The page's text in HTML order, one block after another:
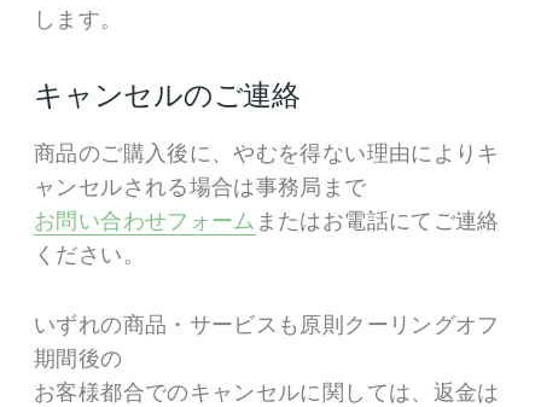
します。
キャンセルのご連絡
商品のご購入後に、やむを得ない理由によりキ
ャンセルされる場合は事務局まで
お問い合わせフォーム またはお電話にてご連絡
ください。
いずれの商品・サービスも原則クーリングオフ
期間後の
お客様都合でのキャンセルに関しては、返金は